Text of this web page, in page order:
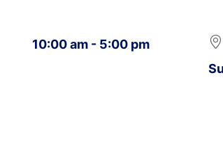
10:00 am - 5:00 pm